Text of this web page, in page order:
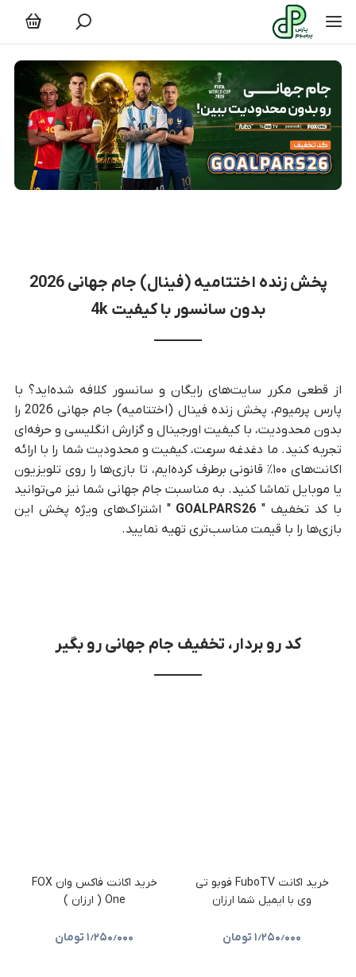
پخش زنده فینال (اختتامیه) جام جهانی
پخش زنده اختتامیه (فینال) جام جهانی 2026
بدون سانسور با کیفیت 4k
از قطعی مکرر سایت‌های رایگان و سانسور کلافه شده‌اید؟ با
پارس پرمیوم، پخش زنده فینال (اختتامیه) جام جهانی 2026 را
بدون محدودیت، با کیفیت اورجینال و گزارش انگلیسی و حرفه‌ای
تجربه کنید. ما دغدغه سرعت، کیفیت و محدودیت شما را با ارائه
اکانت‌های ۱۰۰٪ قانونی برطرف کرده‌ایم، تا بازی‌ها را روی تلویزیون
یا موبایل تماشا کنید. به مناسبت جام جهانی شما نیز می‌توانید
با کد تخفیف " GOALPARS26 " اشتراک‌های ویژه پخش این
بازی‌ها را با قیمت مناسب‌تری تهیه نمایید.
کد رو بردار، تخفیف جام جهانی رو بگیر
خرید اکانت FuboTV فوبو تی
وی با ایمیل شما ارزان
۱٫۲۵۰٫۰۰۰ تومان
خرید اکانت فاکس وان FOX
One ( ارزان )
۱٫۲۵۰٫۰۰۰ تومان